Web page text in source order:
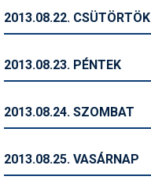
Telemark
Történelem
2013.08.22. CSÜTÖRTÖK
2013.08.23. PÉNTEK
2013.08.24. SZOMBAT
2013.08.25. VASÁRNAP